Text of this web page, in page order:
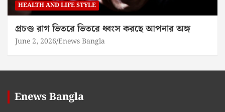
HEALTH AND LIFE STYLE
প্রচণ্ড রাগ ভিতরে ভিতরে ধ্বংস করছে আপনার অঙ্গ
June 2, 2026 Enews Bangla
Enews Bangla